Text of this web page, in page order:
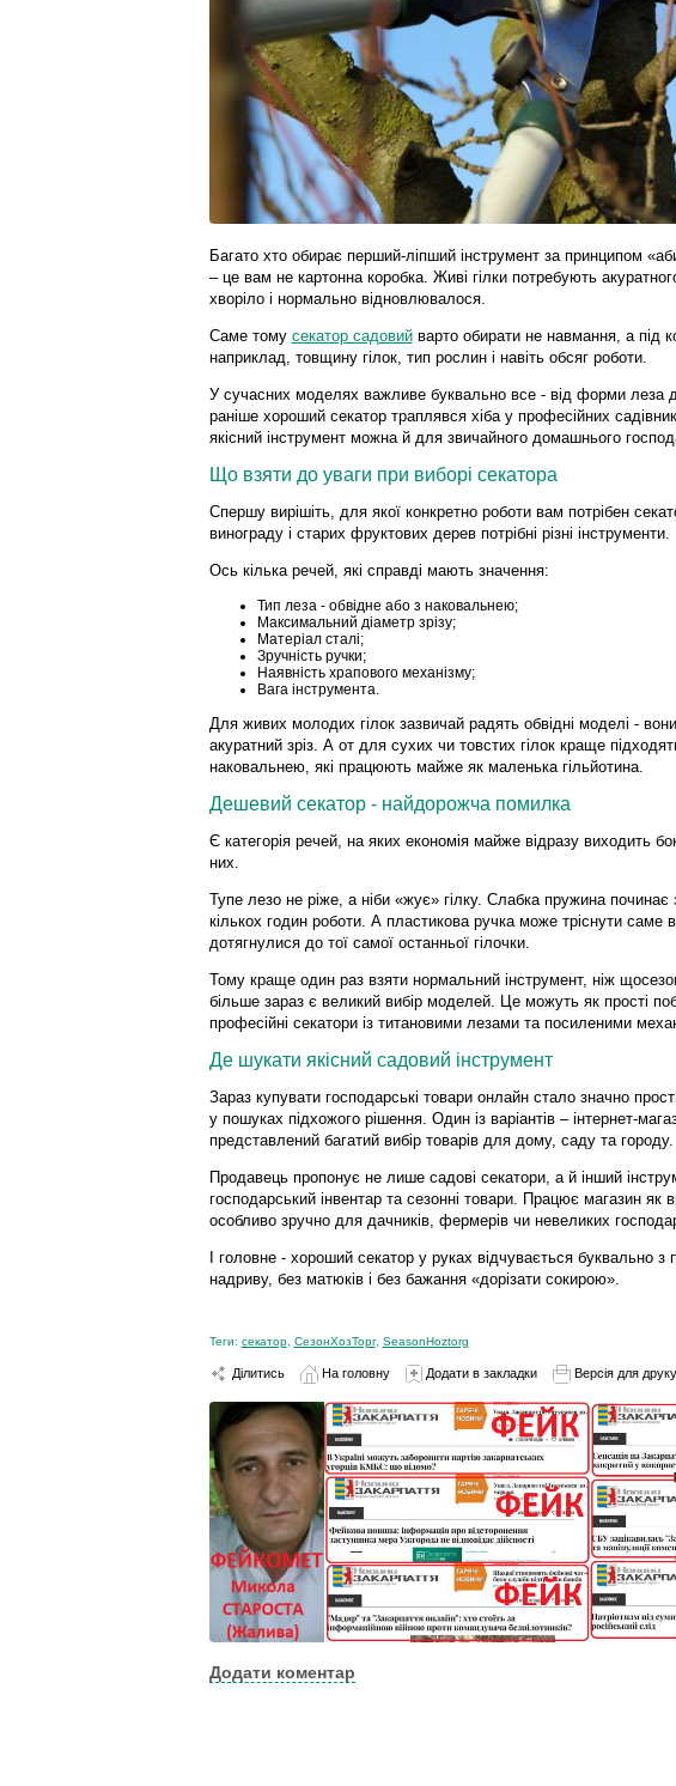
Багато хто обирає перший-ліпший інструмент за принципом
– це вам не картонна коробка. Живі гілки потребують
хворіло і нормально відновлювалося.
Саме тому секатор садовийварто обирати не навмання, а під
наприклад, товщину гілок, тип рослин і навіть обсяг роботи.
У сучасних моделях важливе буквально все - від форми леза
раніше хороший секатор траплявся хіба у професійних
якісний інструмент можна й для звичайного домашнього
Що взяти до уваги при виборі секатора
Спершу вирішіть, для якої конкретно роботи вам потрібен
винограду і старих фруктових дерев потрібні різні інструменти.
Ось кілька речей, які справді мають значення:
Тип леза - обвідне або з наковальнею;
Максимальний діаметр зрізу;
Матеріал сталі;
Зручність ручки;
Наявність храпового механізму;
Вага інструмента.
Для живих молодих гілок зазвичай радять обвідні моделі -
акуратний зріз. А от для сухих чи товстих гілок краще
наковальнею, які працюють майже як маленька гільйотина.
Дешевий секатор - найдорожча помилка
Є категорія речей, на яких економія майже відразу виходить
них.
Тупе лезо не ріже, а ніби «жує» гілку. Слабка пружина починає
кількох годин роботи. А пластикова ручка може тріснути саме
дотягнулися до тої самої останньої гілочки.
Тому краще один раз взяти нормальний інструмент, ніж
більше зараз є великий вибір моделей. Це можуть як прості
професійні секатори із титановими лезами та посиленими
Де шукати якісний садовий інструмент
Зараз купувати господарські товари онлайн стало значно
у пошуках підхожого рішення. Один із варіантів – інтернет-
представлений багатий вибір товарів для дому, саду та городу.
Продавець пропонує не лише садові секатори, а й інший
господарський інвентар та сезонні товари. Працює магазин як
особливо зручно для дачників, фермерів чи невеликих
І головне - хороший секатор у руках відчувається буквально з
надриву, без матюків і без бажання «дорізати сокирою».
Теги: секатор, СезонХозТорг, SeasonHoztorg
Ділитись На головну Додати в закладки Версія для друку
Додати коментар